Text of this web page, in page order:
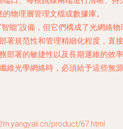
物理層管理文檔或數據庫。
能”設備，但它們構成了光網絡物
署規范性和管理精細化程度，直接
部署的敏捷性以及長期運維的效率
維光學網絡時，必須給予這些無源
product/67.html